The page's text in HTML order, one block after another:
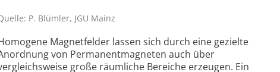
P. Blümler, JGU Mainz
Magnetfelder lassen sich durch eine gezielte
von Permanentmagneten auch über
große räumliche Bereiche erzeugen. Ein